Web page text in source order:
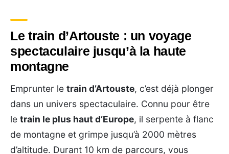
Le train d’Artouste : un voyage
spectaculaire jusqu’à la haute
montagne
Emprunter le train d’Artouste, c’est déjà plonger
dans un univers spectaculaire. Connu pour être
le train le plus haut d’Europe, il serpente à flanc
de montagne et grimpe jusqu’à 2000 mètres
d’altitude. Durant 10 km de parcours, vous